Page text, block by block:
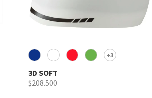
+3
3D SOFT
$208.500